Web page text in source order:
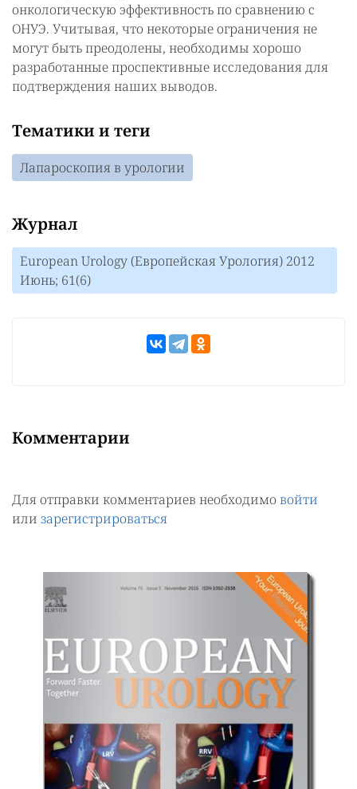
онкологическую эффективность по сравнению с
ОНУЭ. Учитывая, что некоторые ограничения не
могут быть преодолены, необходимы хорошо
разработанные проспективные исследования для
подтверждения наших выводов.
Тематики и теги
Лапароскопия в урологии
Журнал
European Urology (Европейская Урология) 2012
Июнь; 61(6)
Комментарии
Для отправки комментариев необходимо войти
или зарегистрироваться